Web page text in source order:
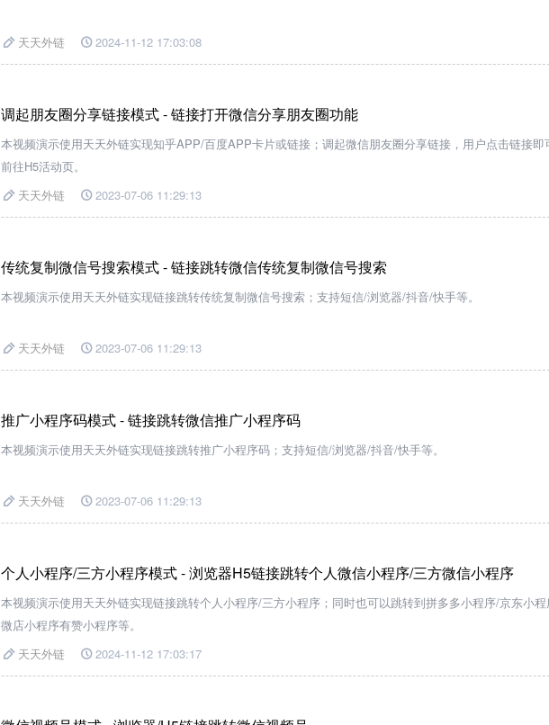
天天外链 2024-11-12 17:03:08
调起朋友圈分享链接模式 - 链接打开微信分享朋友圈功能
本视频演示使用天天外链实现知乎APP/百度APP卡片或链接；调起微信朋友圈分享链接，用户点击链接即
前往H5活动页。
天天外链
2023-07-06 11:29:13
传统复制微信号搜索模式 - 链接跳转微信传统复制微信号搜索
本视频演示使用天天外链实现链接跳转传统复制微信号搜索；支持短信/浏览器/抖音/快手等。
天天外链 2023-07-06 11:29:13
推广小程序码模式 - 链接跳转微信推广小程序码
本视频演示使用天天外链实现链接跳转推广小程序码；支持短信/浏览器/抖音/快手等。
天天外链 2023-07-06 11:29:13
个人小程序/三方小程序模式 - 浏览器H5链接跳转个人微信小程序/三方微信小程序
本视频演示使用天天外链实现链接跳转个人小程序/三方小程序；同时也可以跳转到拼多多小程序/京东小
微店小程序有赞小程序等。
天天外链
2024-11-12 17:03:17